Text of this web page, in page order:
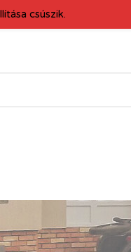
csúszik.